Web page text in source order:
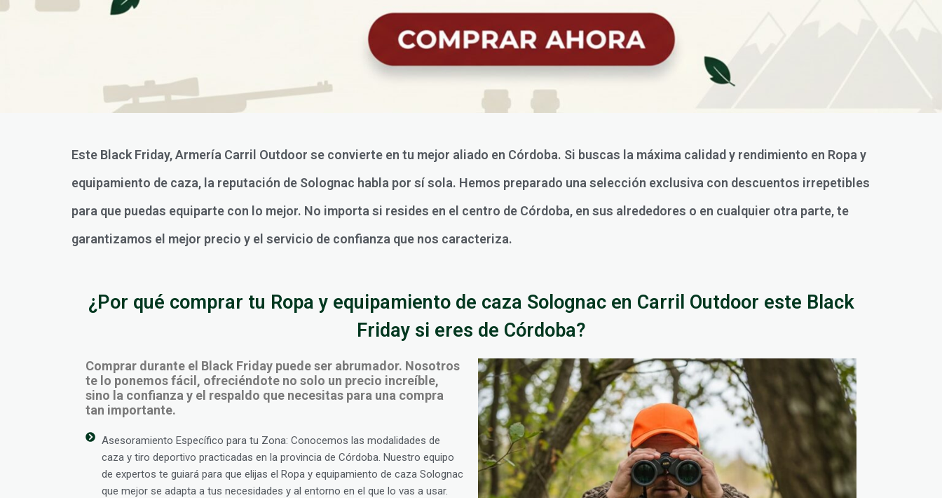
Este Black Friday, Armería Carril Outdoor se convierte en tu mejor aliado en Córdoba. Si buscas la máxima calidad y rendimiento en Ropa y
equipamiento de caza, la reputación de Solognac habla por sí sola. Hemos preparado una selección exclusiva con descuentos irrepetibles
para que puedas equiparte con lo mejor. No importa si resides en el centro de Córdoba, en sus alrededores o en cualquier otra parte, te
garantizamos el mejor precio y el servicio de confianza que nos caracteriza.
¿Por qué comprar tu Ropa y equipamiento de caza Solognac en Carril Outdoor este Black
Friday si eres de Córdoba?
Comprar durante el Black Friday puede ser abrumador. Nosotros
te lo ponemos fácil, ofreciéndote no solo un precio increíble,
sino la confianza y el respaldo que necesitas para una compra
tan importante.
Asesoramiento Específico para tu Zona: Conocemos las modalidades de
caza y tiro deportivo practicadas en la provincia de Córdoba. Nuestro equipo
de expertos te guiará para que elijas el Ropa y equipamiento de caza Solognac
que mejor se adapta a tus necesidades y al entorno en el que lo vas a usar.